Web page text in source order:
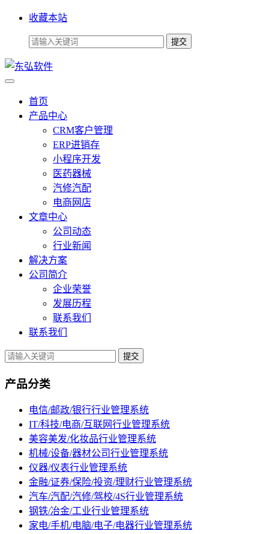
收藏本站
首页
产品中心
CRM客户管理
ERP进销存
小程序开发
医药器械
汽修汽配
电商网店
文章中心
公司动态
行业新闻
解决方案
公司简介
企业荣誉
发展历程
联系我们
联系我们
提交
产品分类
电信/邮政/银行行业管理系统
IT/科技/电商/互联网行业管理系统
美容美发/化妆品行业管理系统
机械/设备/器材公司行业管理系统
仪器/仪表行业管理系统
金融/证券/保险/投资/理财行业管理系统
汽车/汽配/汽修/驾校/4S行业管理系统
钢铁/冶金/工业行业管理系统
家电/手机/电脑/电子/电器行业管理系统